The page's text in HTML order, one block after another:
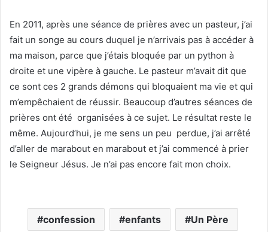
En 2011, après une séance de prières avec un pasteur, j’ai
fait un songe au cours duquel je n’arrivais pas à accéder à
ma maison, parce que j’étais bloquée par un python à
droite et une vipère à gauche. Le pasteur m’avait dit que
ce sont ces 2 grands démons qui bloquaient ma vie et qui
m’empêchaient de réussir. Beaucoup d’autres séances de
prières ont été organisées à ce sujet. Le résultat reste le
même. Aujourd’hui, je me sens un peu perdue, j’ai arrêté
d’aller de marabout en marabout et j’ai commencé à prier
le Seigneur Jésus. Je n’ai pas encore fait mon choix.
confession enfants Un Père